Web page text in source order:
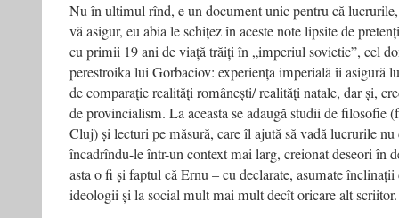
Nu în ultimul rînd, e un document unic pentru că
vă asigur, eu abia le schițez în aceste note lipsite de
cu primii 19 ani de viață trăiți în „imperiul sovietic”, cel
perestroika lui Gorbaciov: experiența imperială îi asigură
de comparație realități românești/ realități natale, dar și,
de provincialism. La aceasta se adaugă studii de filosofie
Cluj) și lecturi pe măsură, care îl ajută să vadă lucrurile
încadrîndu-le într-un context mai larg, creionat deseori în
asta o fi și faptul că Ernu – cu declarate, asumate înclinații
ideologii și la social mult mai mult decît oricare alt scriitor.